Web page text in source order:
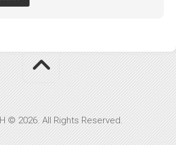
© 2026. All Rights Reserved.